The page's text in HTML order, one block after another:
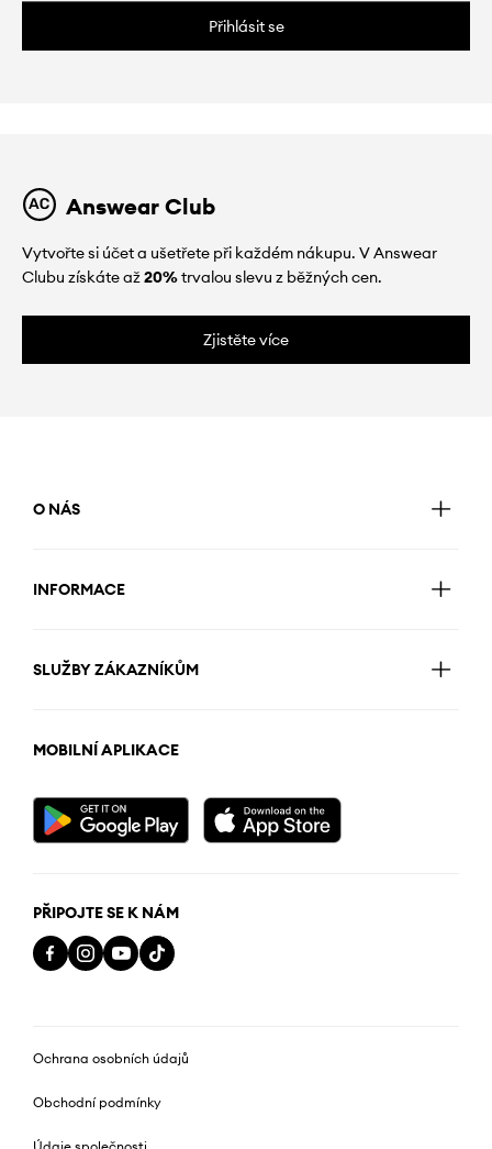
Přihlásit se
Answear Club
Vytvořte si účet a ušetřete při každém nákupu. V Answear
Clubu získáte až20%trvalou slevu z běžných cen.
Zjistěte více
O NÁS
INFORMACE
SLUŽBY ZÁKAZNÍKŮM
MOBILNÍ APLIKACE
PŘIPOJTE SE K NÁM
Ochrana osobních údajů
Obchodní podmínky